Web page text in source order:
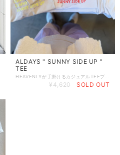
ALDAYS " SUNNY SIDE UP "
TEE
¥4,620 SOLD OUT